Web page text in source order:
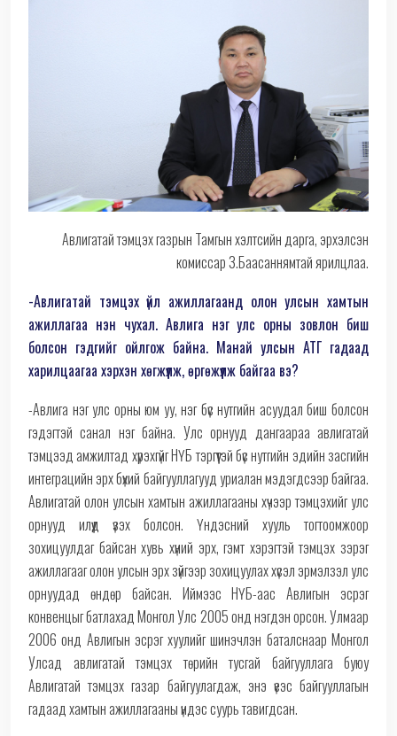
Авлигатай тэмцэх газрын Тамгын хэлтсийн дарга, эрхэлсэн
комиссар З.Баасаннямтай ярилцлаа.
-Авлигатай тэмцэх үйл ажиллагаанд олон улсын хамтын
ажиллагаа нэн чухал. Авлига нэг улс орны зовлон биш
болсон гэдгийг ойлгож байна. Манай улсын АТГ гадаад
харилцаагаа хэрхэн хөгжүүлж, өргөжүүлж байгаа вэ?
-Авлига нэг улс орны юм уу, нэг бүс нутгийн асуудал биш болсон
гэдэгтэй санал нэг байна. Улс орнууд дангаараа авлигатай
тэмцээд амжилтад хүрэхгүйг НҮБ тэргүүтэй бүс нутгийн эдийн засгийн
интеграцийн эрх бүхий байгууллагууд уриалан мэдэгдсээр байгаа.
Авлигатай олон улсын хамтын ажиллагааны хүчээр тэмцэхийг улс
орнууд илүүд үзэх болсон. Үндэсний хууль тогтоомжоор
зохицуулдаг байсан хувь хүний эрх, гэмт хэрэгтэй тэмцэх зэрэг
ажиллагааг олон улсын эрх зүйгээр зохицуулах хүсэл эрмэлзэл улс
орнуудад өндөр байсан. Иймээс НҮБ-аас Авлигын эсрэг
конвенцыг батлахад Монгол Улс 2005 онд нэгдэн орсон. Улмаар
2006 онд Авлигын эсрэг хуулийг шинэчлэн баталснаар Монгол
Улсад авлигатай тэмцэх төрийн тусгай байгууллага буюу
Авлигатай тэмцэх газар байгуулагдаж, энэ үеэс байгууллагын
гадаад хамтын ажиллагааны үндэс суурь тавигдсан.